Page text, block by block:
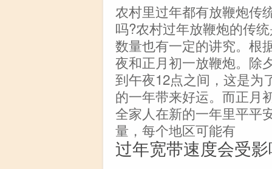
农村里过年都有放鞭炮传
吗?农村过年放鞭炮的传
数量也有一定的讲究。根
夜和正月初一放鞭炮。除
到午夜12点之间，这是为
的一年带来好运。而正月
全家人在新的一年里平平
量，每个地区可能有
过年宽带速度会受